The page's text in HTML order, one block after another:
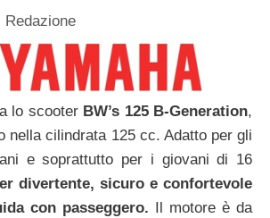
Redazione
lo scooter BW’s 125 B-Generation,
nella cilindrata 125 cc. Adatto per gli
e soprattutto per i giovani di 16
divertente, sicuro e confortevole
con passeggero. Il motore è da